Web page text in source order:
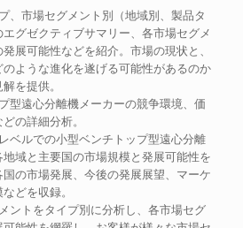
、市場セグメント別（地域別、製品タ
グゼクティブサマリー、各市場セグメ
展可能性などを紹介。市場の現状と、
ような進化を遂げる可能性があるのか
を提供。
型遠心分離機メーカーの競争環境、価
の詳細分析。
ベルでの小型ベンチトップ型遠心分離
域と主要国の市場規模と発展可能性を
の市場発展、今後の発展展望、マーケ
どを収録。
ントをタイプ別に分析し、各市場セグ